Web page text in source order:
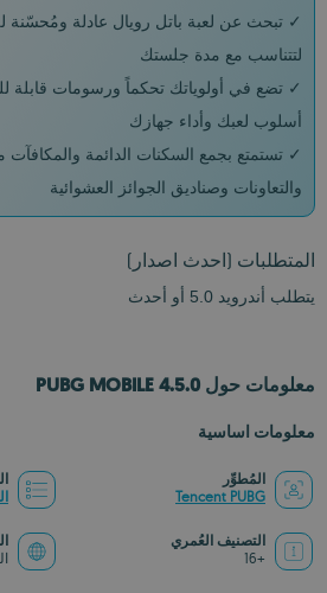
✓ تبحث عن لعبة باتل رويال عادلة ومُحسّنة
لتتناسب مع مدة جلستك
✓ تضع في أولوياتك تحكماً ورسومات قابلة
أسلوب لعبك وأداء جهازك
✓ تستمتع بجمع السكنات الدائمة والمكافآت
والتعاونات وصناديق الجوائز العشوائية
المتطلبات (احدث اصدار)
يتطلب أندرويد 5.0 أو أحدث
معلومات حول PUBG MOBILE 4.5.0
معلومات اساسية
المُطوِّر
Tencent PUBG
التصنيف العُمري
+16